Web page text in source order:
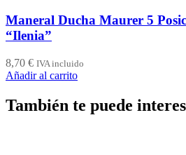
Maneral Ducha Maurer 5
“Ilenia”
8,70 € IVA incluido
Añadir al carrito
También te puede